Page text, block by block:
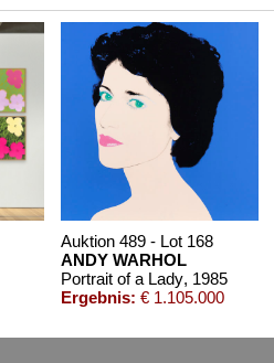
Auktion 489 - Lot 168
ANDY WARHOL
Portrait of a Lady, 1985
Ergebnis: € 1.105.000